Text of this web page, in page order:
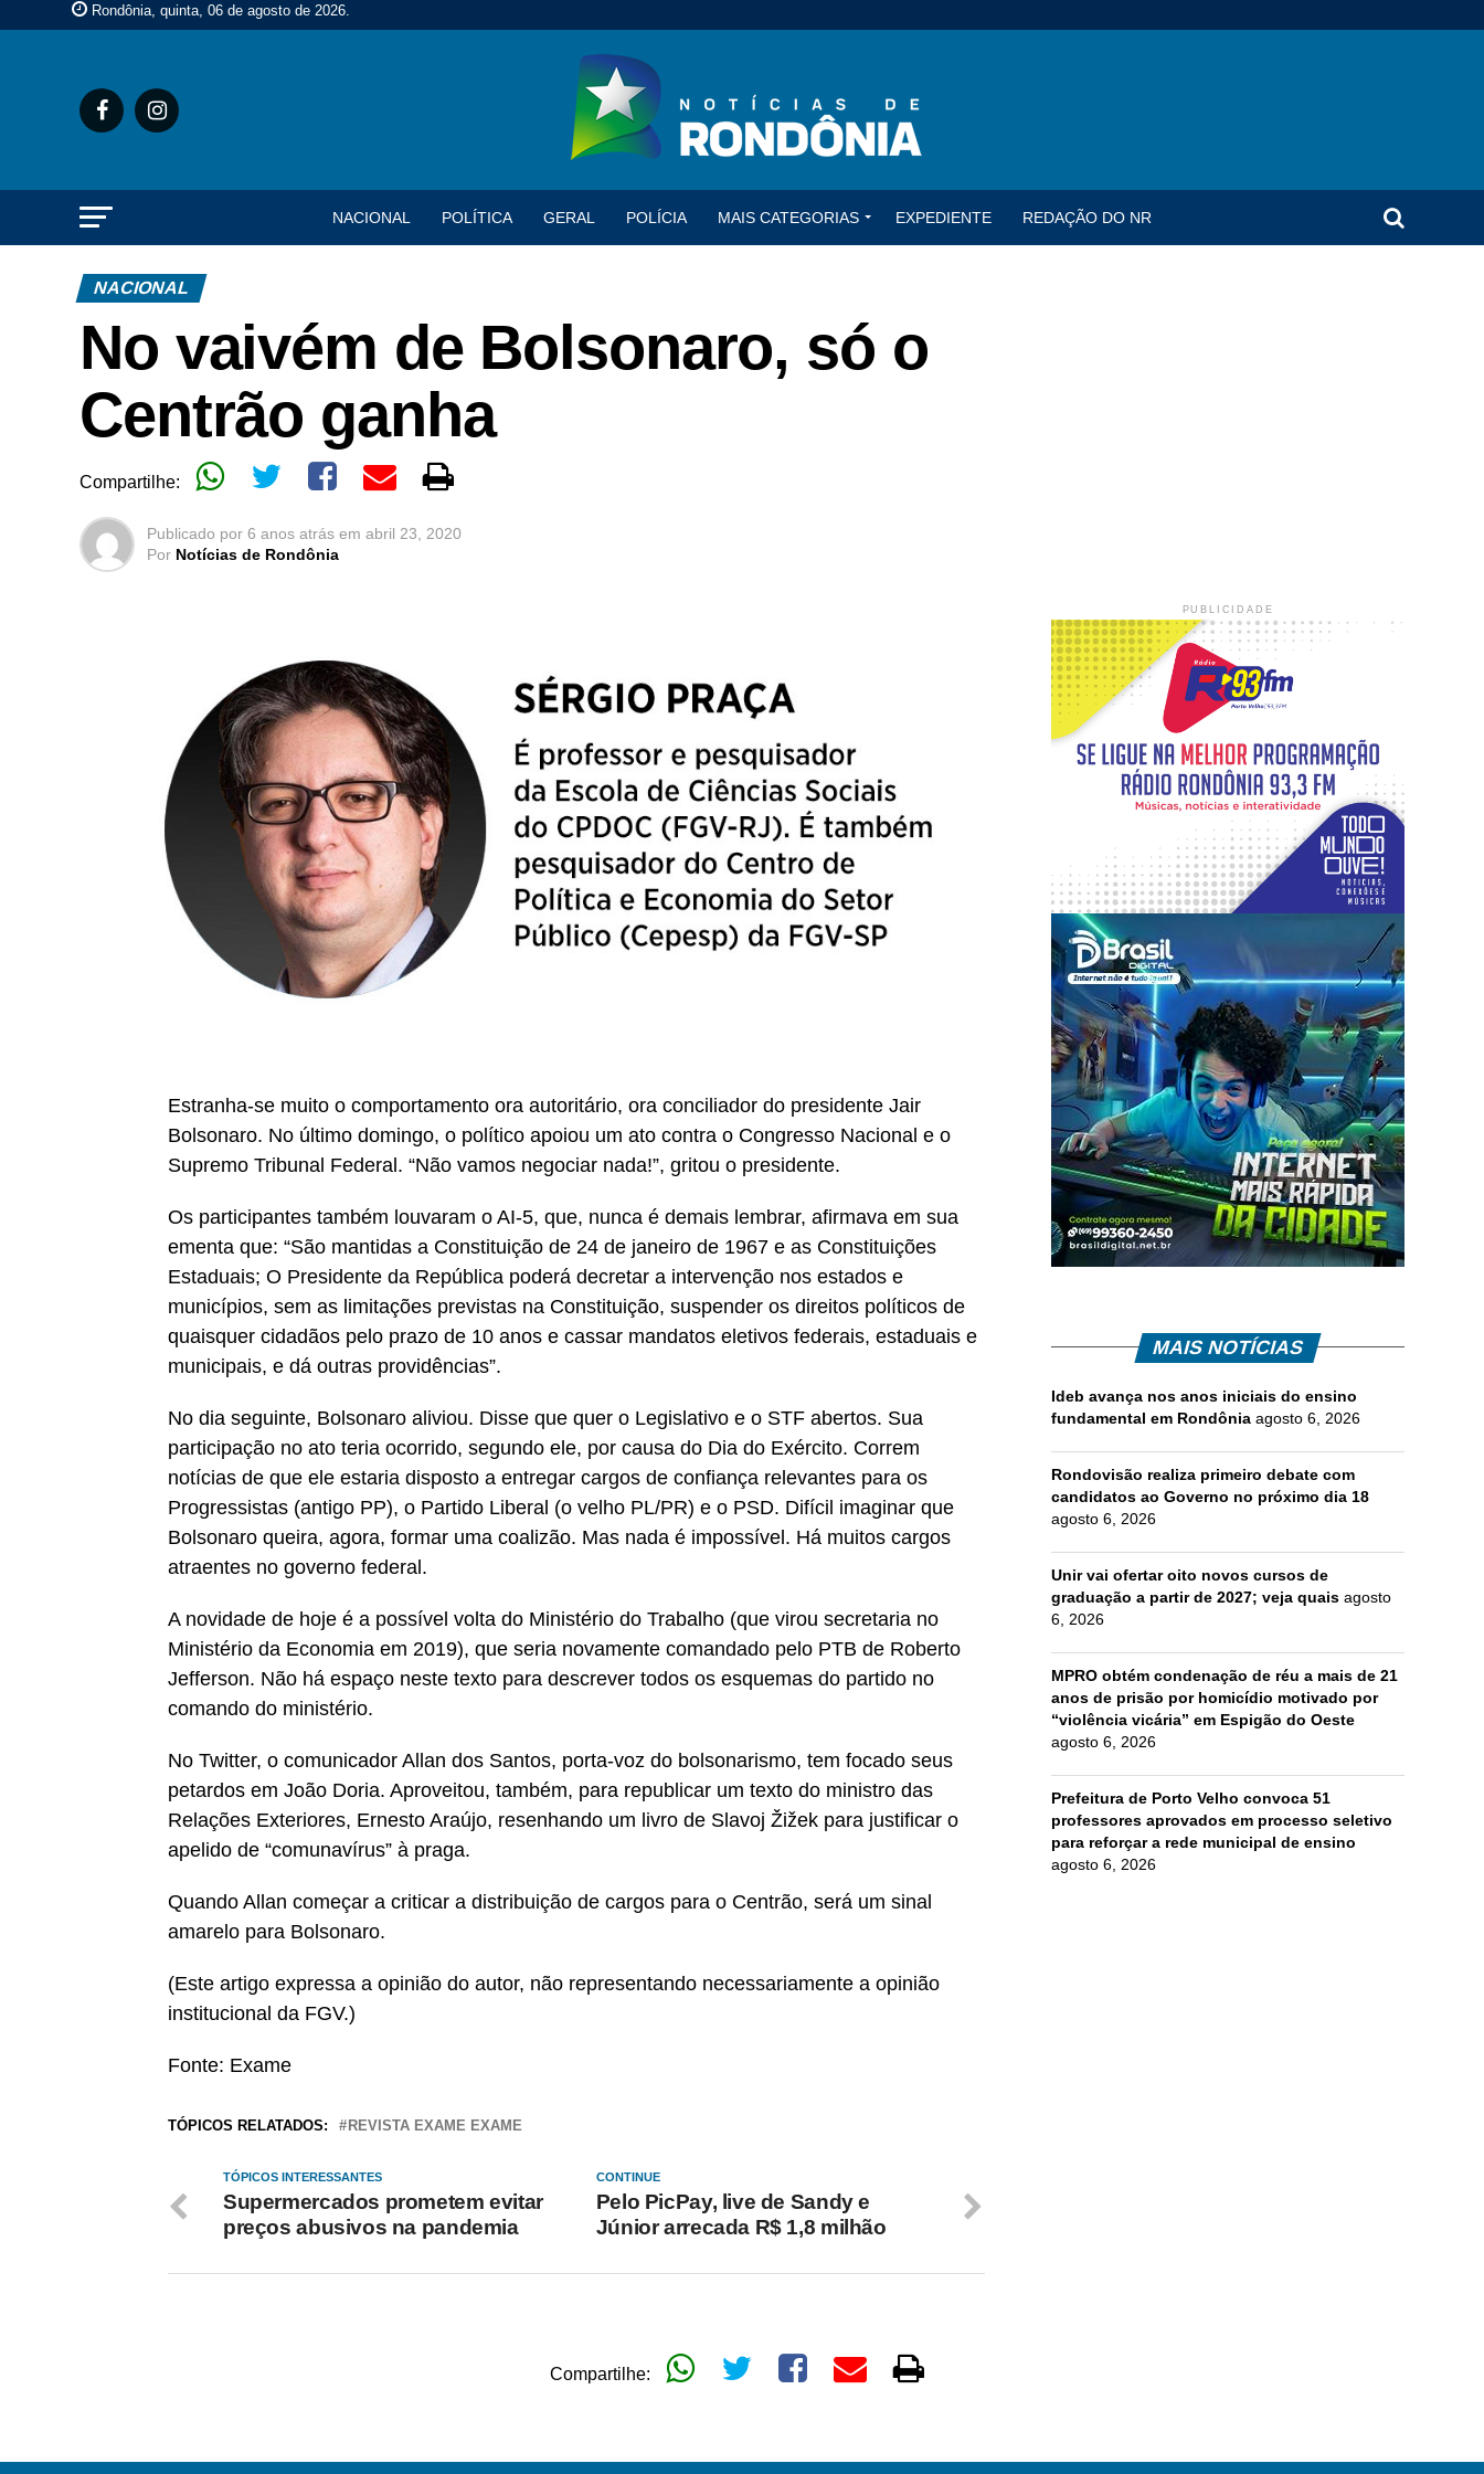
Rondônia, quinta, 06 de agosto de 2026.
NACIONAL POLÍTICA GERAL POLÍCIA MAIS CATEGORIAS EXPEDIENTE REDAÇÃO DO NR
NACIONAL
No vaivém de Bolsonaro, só o
Centrão ganha
Compartilhe:
Publicado por 6 anos atrás em abril 23, 2020
Por Notícias de Rondônia
Estranha-se muito o comportamento ora autoritário, ora conciliador do presidente Jair
Bolsonaro. No último domingo, o político apoiou um ato contra o Congresso Nacional e o
Supremo Tribunal Federal. “Não vamos negociar nada!”, gritou o presidente.
Os participantes também louvaram o AI-5, que, nunca é demais lembrar, afirmava em sua
ementa que: “São mantidas a Constituição de 24 de janeiro de 1967 e as Constituições
Estaduais; O Presidente da República poderá decretar a intervenção nos estados e
municípios, sem as limitações previstas na Constituição, suspender os direitos políticos de
quaisquer cidadãos pelo prazo de 10 anos e cassar mandatos eletivos federais, estaduais e
municipais, e dá outras providências”.
No dia seguinte, Bolsonaro aliviou. Disse que quer o Legislativo e o STF abertos. Sua
participação no ato teria ocorrido, segundo ele, por causa do Dia do Exército. Correm
notícias de que ele estaria disposto a entregar cargos de confiança relevantes para os
Progressistas (antigo PP), o Partido Liberal (o velho PL/PR) e o PSD. Difícil imaginar que
Bolsonaro queira, agora, formar uma coalizão. Mas nada é impossível. Há muitos cargos
atraentes no governo federal.
A novidade de hoje é a possível volta do Ministério do Trabalho (que virou secretaria no
Ministério da Economia em 2019), que seria novamente comandado pelo PTB de Roberto
Jefferson. Não há espaço neste texto para descrever todos os esquemas do partido no
comando do ministério.
No Twitter, o comunicador Allan dos Santos, porta-voz do bolsonarismo, tem focado seus
petardos em João Doria. Aproveitou, também, para republicar um texto do ministro das
Relações Exteriores, Ernesto Araújo, resenhando um livro de Slavoj Žižek para justificar o
apelido de “comunavírus” à praga.
Quando Allan começar a criticar a distribuição de cargos para o Centrão, será um sinal
amarelo para Bolsonaro.
(Este artigo expressa a opinião do autor, não representando necessariamente a opinião
institucional da FGV.)
Fonte: Exame
TÓPICOS RELATADOS: REVISTA EXAME EXAME
CONTINUE
Pelo PicPay, live de Sandy e
Júnior arrecada R$ 1,8 milhão
TÓPICOS INTERESSANTES
Supermercados prometem evitar
preços abusivos na pandemia
PUBLICIDADE
MAIS NOTÍCIAS
Ideb avança nos anos iniciais do ensino
fundamental em Rondônia agosto 6, 2026
Rondovisão realiza primeiro debate com
candidatos ao Governo no próximo dia 18
agosto 6, 2026
Unir vai ofertar oito novos cursos de
graduação a partir de 2027; veja quais agosto
6, 2026
MPRO obtém condenação de réu a mais de 21
anos de prisão por homicídio motivado por
“violência vicária” em Espigão do Oeste
agosto 6, 2026
Prefeitura de Porto Velho convoca 51
professores aprovados em processo seletivo
para reforçar a rede municipal de ensino
agosto 6, 2026
Compartilhe: